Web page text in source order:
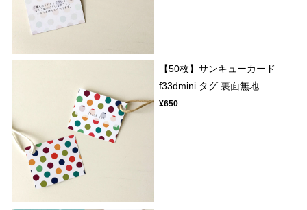
【50枚】サンキューカード
f33dmini タグ 裏面無地
¥650